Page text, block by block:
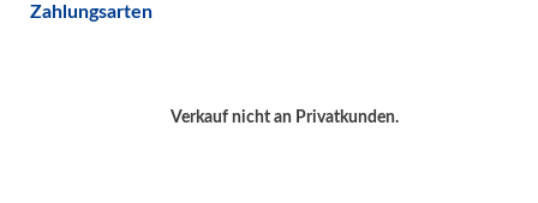
Zahlungsarten
Verkauf nicht an Privatkunden.